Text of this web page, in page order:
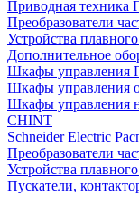
Приводная
Преобразователи
Устройства
Дополнительное
Шкафы
Шкафы управления
Шкафы управления
CHINT
Schneider Electric
Преобразователи
Устройства
Пускатели,